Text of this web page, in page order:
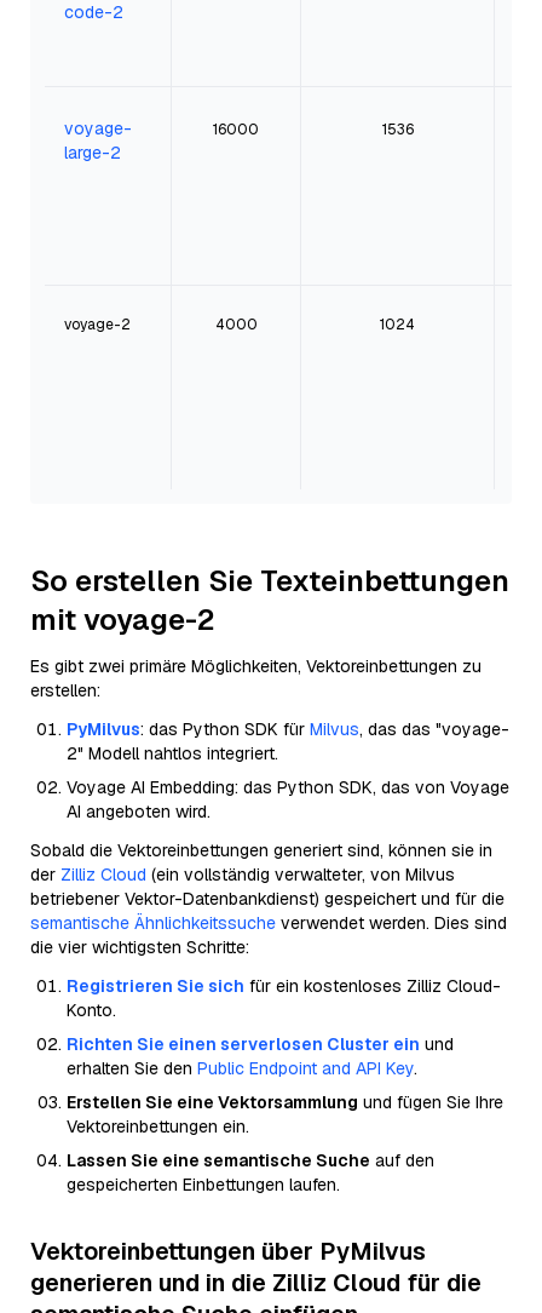
code-2
voyage-
large-2
16000
1536
voyage-2 4000
1024
So erstellen Sie Texteinbettungen
mit voyage-2
Es gibt zwei primäre Möglichkeiten, Vektoreinbettungen zu
erstellen:
PyMilvus: das Python SDK für Milvus, das das "voyage-
2" Modell nahtlos integriert.
Voyage AI Embedding: das Python SDK, das von Voyage
AI angeboten wird.
Sobald die Vektoreinbettungen generiert sind, können sie in
der Zilliz Cloud (ein vollständig verwalteter, von Milvus
betriebener Vektor-Datenbankdienst) gespeichert und für die
semantische Ähnlichkeitssuche verwendet werden. Dies sind
die vier wichtigsten Schritte:
Registrieren Sie sich für ein kostenloses Zilliz Cloud-
Konto.
Richten Sie einen serverlosen Cluster ein und
erhalten Sie den Public Endpoint and API Key.
Erstellen Sie eine Vektorsammlung und fügen Sie Ihre
Vektoreinbettungen ein.
Lassen Sie eine semantische Suche auf den
gespeicherten Einbettungen laufen.
Vektoreinbettungen über PyMilvus
generieren und in die Zilliz Cloud für die